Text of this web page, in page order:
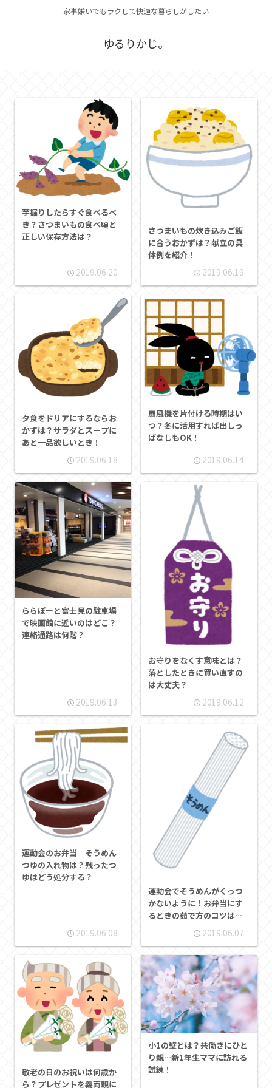
家事嫌いでもラクして快適な暮らしがしたい
ゆるりかじ。
芋掘りしたらすぐ食べるべ
き？さつまいもの食べ頃と
正しい保存方法は？
2019.06.20
さつまいもの炊き込みご飯
に合うおかずは？献立の具
体例を紹介！
2019.06.19
夕食をドリアにするならお
かずは？サラダとスープに
あと一品欲しいとき！
2019.06.18
扇風機を片付ける時期はい
つ？冬に活用すれば出しっ
ぱなしもOK！
2019.06.14
ららぽーと富士見の駐車場
で映画館に近いのはどこ？
連絡通路は何階？
2019.06.13
お守りをなくす意味とは？
落としたときに買い直すの
は大丈夫？
2019.06.12
運動会のお弁当 そうめん
つゆの入れ物は？残ったつ
ゆはどう処分する？
2019.06.08
運動会でそうめんがくっつ
かないように！お弁当にす
るときの茹で方のコツは？
前日でもいい？2019.06.07
敬老の日のお祝いは何歳か
ら？プレゼントを義両親に
小1の壁とは？共働きにひと
り親…新1年生ママに訪れる
試練！